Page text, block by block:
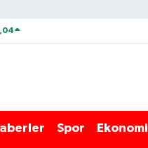
Spor Ekonomi